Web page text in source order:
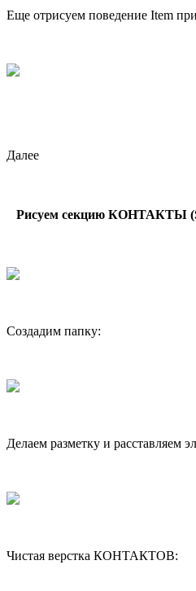
Еще отрисуем поведение Item
Далее
Рисуем секцию КОНТАКТЫ
Создадим папку:
Делаем разметку и расставляем
Чистая верстка КОНТАКТОВ: